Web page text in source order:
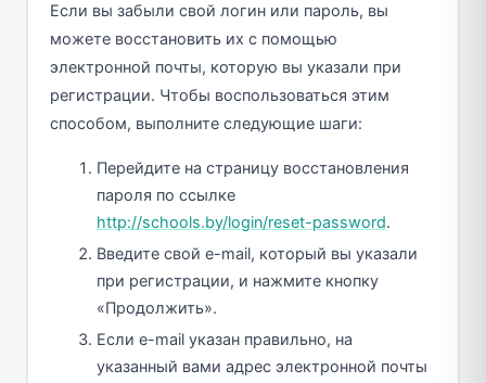
Если вы забыли свой логин или пароль, вы
можете восстановить их с помощью
электронной почты, которую вы указали при
регистрации. Чтобы воспользоваться этим
способом, выполните следующие шаги:
Перейдите на страницу восстановления
пароля по ссылке
http://schools.by/login/reset-password.
Введите свой e-mail, который вы указали
при регистрации, и нажмите кнопку
«Продолжить».
Если e-mail указан правильно, на
указанный вами адрес электронной почты